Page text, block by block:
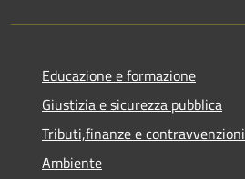
Educazione e formazione
Giustizia e sicurezza pubblica
Tributi,finanze e contravvenzioni
Ambiente